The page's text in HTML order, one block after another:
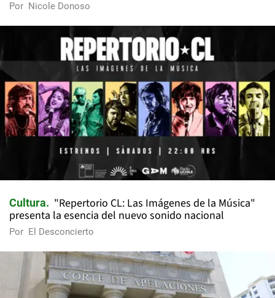
Por Nicole Donoso
Cultura
"Repertorio CL: Las Imágenes de la Música"
presenta la esencia del nuevo sonido nacional
Por El Desconcierto